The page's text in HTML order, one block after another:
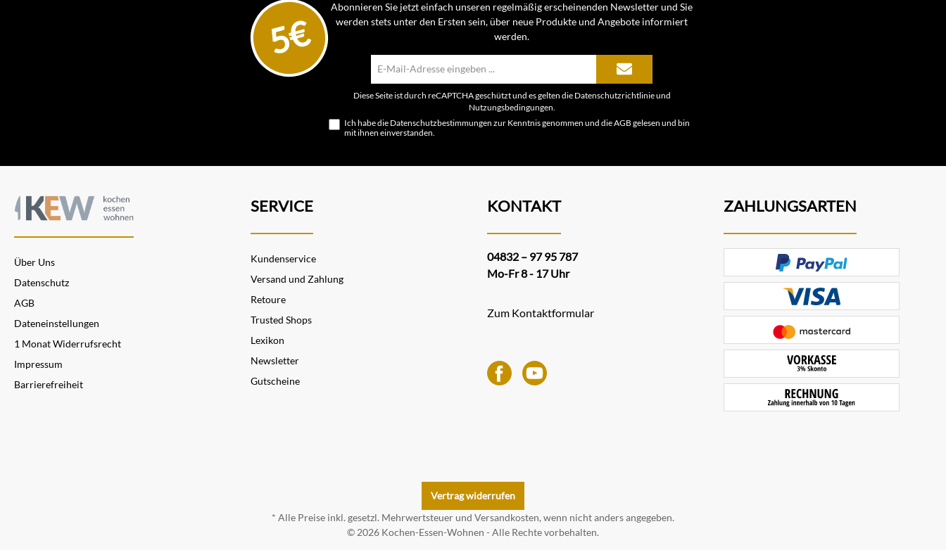
5€
Abonnieren Sie jetzt einfach unseren regelmäßig erscheinenden Newsletter und Sie
werden stets unter den Ersten sein, über neue Produkte und Angebote informiert
werden.
Mail-
Adresse*
Diese Seite ist durch reCAPTCHA geschützt und es gelten die Datenschutzrichtlinieund
Nutzungsbedingungen
Ich habe die Datenschutzbestimmungen zur Kenntnis genommen und dieAGB gelesen und bin
mit ihnen einverstanden.
Über Uns
Datenschutz
AGB
Dateneinstellungen
1 Monat Widerrufsrecht
Impressum
Barrierefreiheit
SERVICE
Kundenservice
Versand und Zahlung
Retoure
Trusted Shops
Lexikon
Newsletter
Gutscheine
KONTAKT
04832 – 97 95 787
Mo-Fr 8 - 17 Uhr
Zum Kontaktformular
ZAHLUNGSARTEN
Vertrag widerrufen
* Alle Preise inkl. gesetzl. Mehrwertsteuer und Versandkosten, wenn nicht anders angegeben.
© 2026 Kochen-Essen-Wohnen - Alle Rechte vorbehalten.